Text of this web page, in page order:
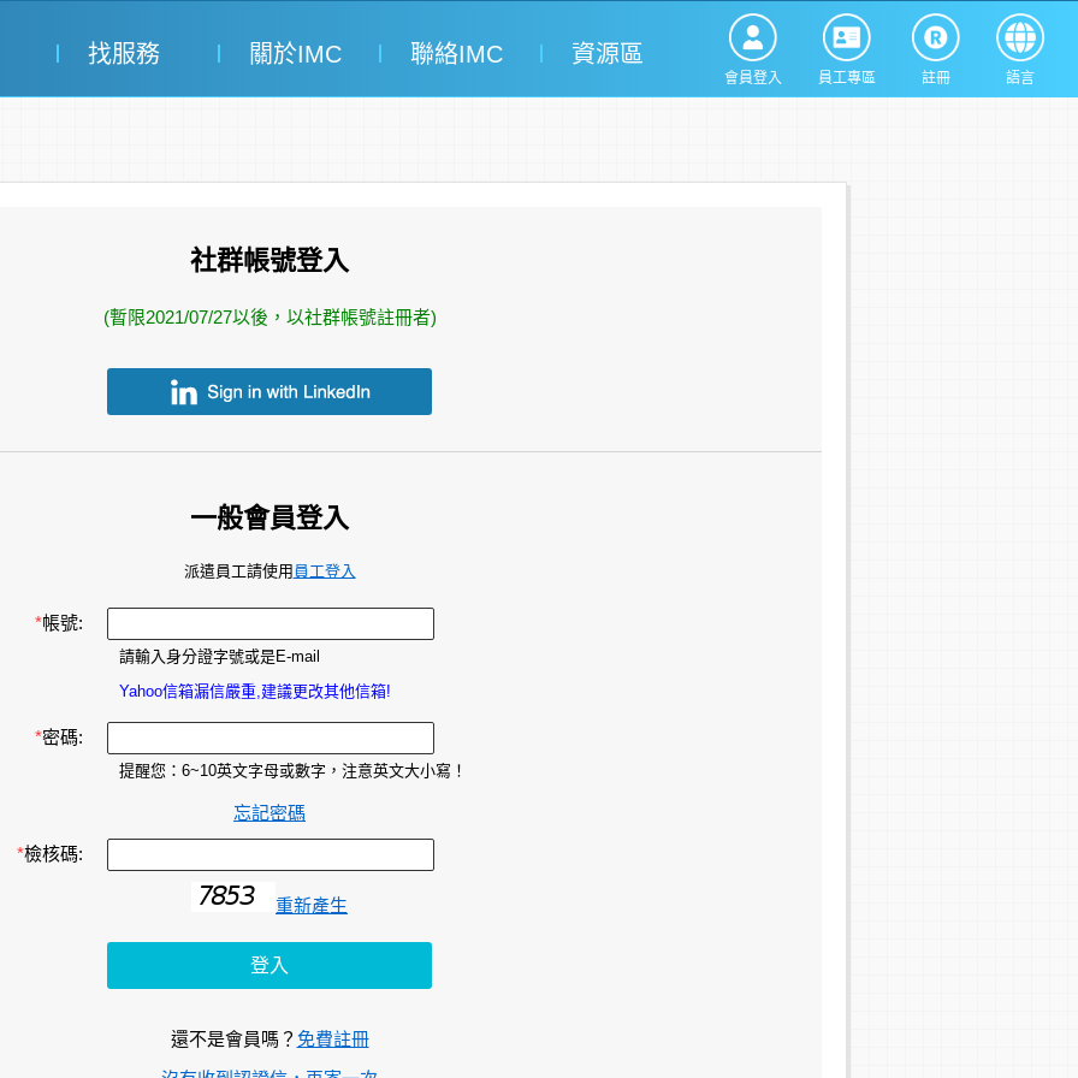
會員登入 員工專區 註冊 語言
找服務 關於IMC 聯絡IMC 資源區
社群帳號登入
(暫限2021/07/27以後，以社群帳號註冊者)
一般會員登入
派遣員工請使用 員工登入
*帳號:
請輸入身分證字號或是E-mail
Yahoo信箱漏信嚴重,建議更改其他信箱!
*密碼:
提醒您：6~10英文字母或數字，注意英文大小寫！
忘記密碼
*檢核碼:
重新產生
還不是會員嗎？ 免費註冊